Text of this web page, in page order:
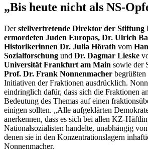
„Bis heute nicht als NS-
Derstellvertretende Direktor der Stiftung
ermordeten Juden Europas, Dr. Ulrich
Historikerinnen Dr. Julia Hörath vom
Sozialforschung und Dr. Dagmar Lieske
Universität Frankfurt am Main sowie der
Prof. Dr. Frank Nonnenmacher begrüßten
Initiativen der Fraktionen ausdrücklich.
eindringlich dafür, dass sich die Fraktionen
Bedeutung des Themas auf einen
einigen sollten. „Alle aufgeklärten
anerkennen, dass es sich bei allen KZ-
Nationalsozialisten handelte, unabhängig
denen sie in den Konzentrationslagern
Nonnenmacher.